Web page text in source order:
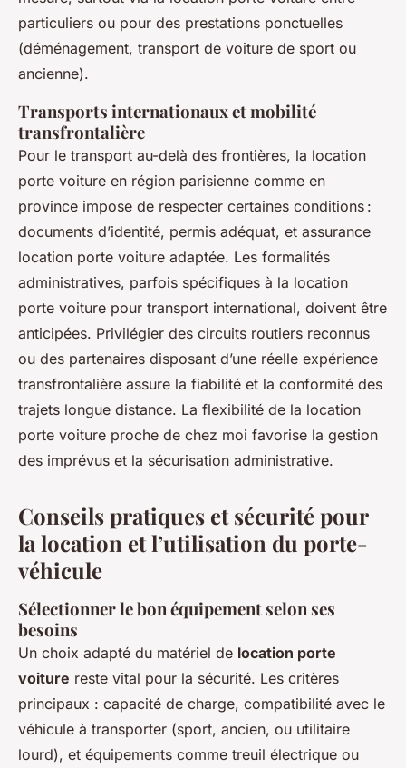
particuliers ou pour des prestations ponctuelles
(déménagement, transport de voiture de sport ou
ancienne).
Transports internationaux et mobilité
transfrontalière
Pour le transport au-delà des frontières, la location
porte voiture en région parisienne comme en
province impose de respecter certaines conditions :
documents d’identité, permis adéquat, et assurance
location porte voiture adaptée. Les formalités
administratives, parfois spécifiques à la location
porte voiture pour transport international, doivent être
anticipées. Privilégier des circuits routiers reconnus
ou des partenaires disposant d’une réelle expérience
transfrontalière assure la fiabilité et la conformité des
trajets longue distance. La flexibilité de la location
porte voiture proche de chez moi favorise la gestion
des imprévus et la sécurisation administrative.
Conseils pratiques et sécurité pour
la location et l’utilisation du porte-
véhicule
Sélectionner le bon équipement selon ses
besoins
Un choix adapté du matériel de location porte
voiture reste vital pour la sécurité. Les critères
principaux : capacité de charge, compatibilité avec le
véhicule à transporter (sport, ancien, ou utilitaire
lourd), et équipements comme treuil électrique ou